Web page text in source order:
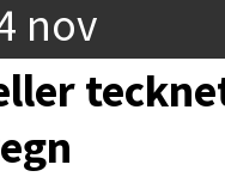
nov